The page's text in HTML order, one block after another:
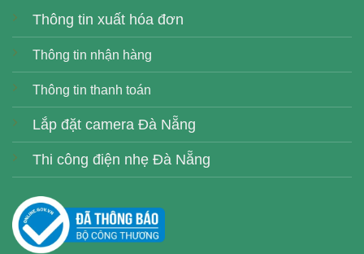
Thông tin xuất hóa đơn
Thông tin nhận hàng
Thông tin thanh toán
Lắp đặt camera Đà Nẵng
Thi công điện nhẹ Đà Nẵng